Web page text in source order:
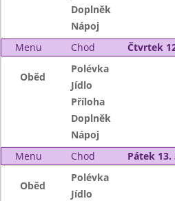
Doplněk
Nápoj
Menu
Chod Čtvrtek
Oběd
Polévka
Jídlo
Příloha
Doplněk
Nápoj
Menu
Chod Pátek 13.
Oběd
Polévka
Jídlo